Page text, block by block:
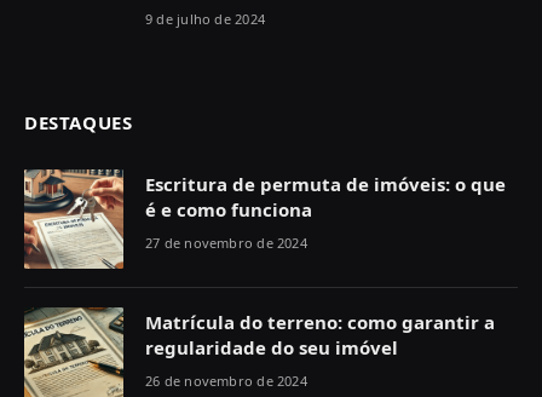
9 de julho de 2024
DESTAQUES
Escritura de permuta de imóveis: o que
é e como funciona
27 de novembro de 2024
Matrícula do terreno: como garantir a
regularidade do seu imóvel
26 de novembro de 2024